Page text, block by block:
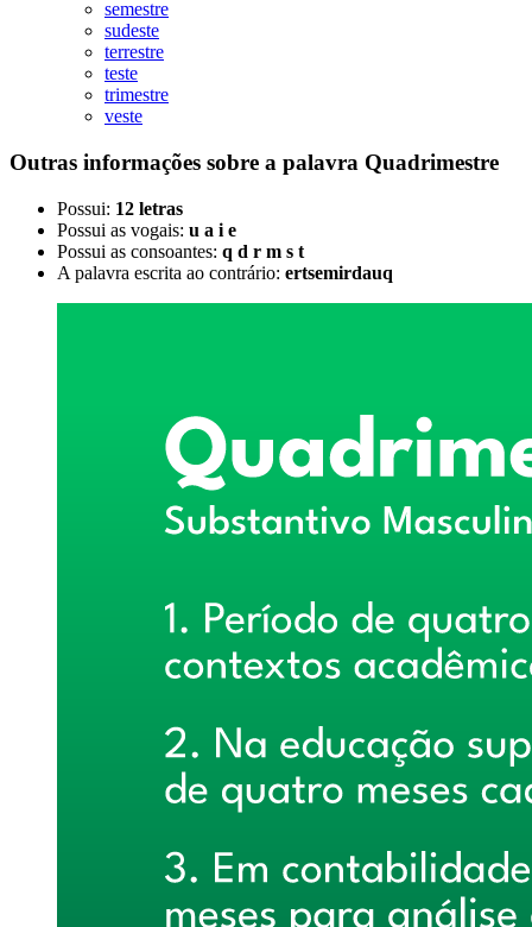
semestre
sudeste
terrestre
teste
trimestre
veste
Outras informações sobre a palavra Quadrimestre
Possui: 12 letras
Possui as vogais: u a i e
Possui as consoantes: q d r m s t
A palavra escrita ao contrário: ertsemirdauq